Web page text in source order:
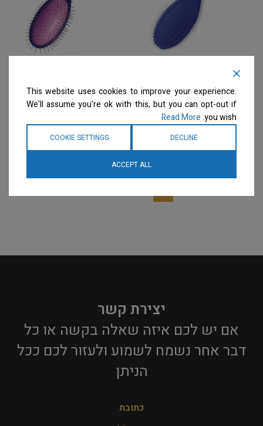
מברשות
המחיר ייחשף רק לבעלי
מספרות רשומיםצרו קשר
למידע נוסף
BRUSH
מברשות
המחיר ייחשף רק לבעלי
מספרות רשומיםצרו קשר
למידע נוסף
יצירת קשר
אם יש לכם איזה שאלה בקשה או כל
דבר אחר נשמח לשמוע ולעזור לכם ככל
הניתן​
כתובת
This website uses cookies to improve your experience.
We'll assume you're ok with this, but you can opt-out if
you wish.
Read More
DECLINE
COOKIE SETTINGS
ACCEPT ALL